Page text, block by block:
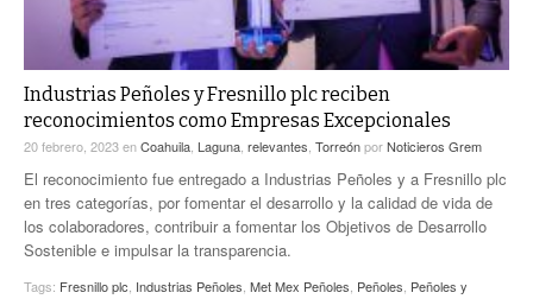
Industrias Peñoles y Fresnillo plc reciben
reconocimientos como Empresas Excepcionales
20 febrero, 2023enCoahuila Laguna relevantes TorreónporNoticieros Grem
El reconocimiento fue entregado a Industrias Peñoles y a Fresnillo plc
en tres categorías, por fomentar el desarrollo y la calidad de vida de
los colaboradores, contribuir a fomentar los Objetivos de Desarrollo
Sostenible e impulsar la transparencia.
Tags: Fresnillo plc Industrias Peñoles Met Mex Peñoles Peñoles Peñoles y